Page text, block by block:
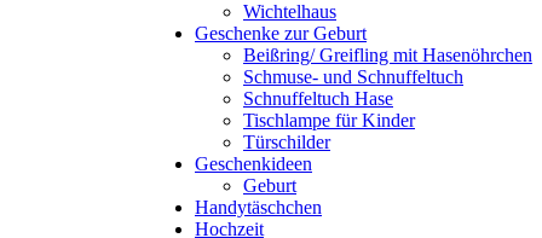
Wichtelhaus
Geschenke zur Geburt
Beißring/ Greifling mit Hasenöhrchen
Schmuse- und Schnuffeltuch
Schnuffeltuch Hase
Tischlampe für Kinder
Türschilder
Geschenkideen
Geburt
Handytäschchen
Hochzeit